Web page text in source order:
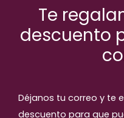
Te
descuento
Déjanos tu correo y te
descuento para que